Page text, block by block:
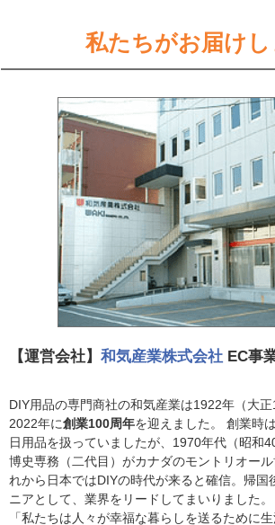
私たちがお届け
【運営会社】 和気産業株式会社 EC事
DIY用品の専門商社の和気産業は1922年（大正
2022年に創業100周年を迎えました。 創業時
日用品を扱っていましたが、1970年代（昭和
博史専務（二代目）がカナダのモントリオー
れから日本ではDIYの時代が来ると確信。帰国
ニアとして、業界をリードしてまいりました。
「私たちは人々が幸福な暮らしを送るために